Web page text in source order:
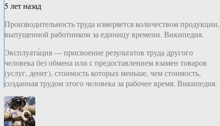
5 лет назад
Производительность труда измеряется количеством продукции,
выпущенной работником за единицу времени. Википедия.
Эксплуата́ция — присвоение результатов труда другого
человека без обмена или с предоставлением взамен товаров
(услуг, денег), стоимость которых меньше, чем стоимость,
созданная трудом этого человека за рабочее время. Википедия.